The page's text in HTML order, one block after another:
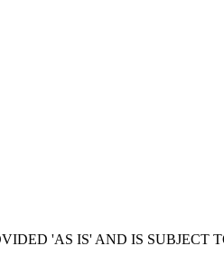
'AS IS' AND IS SUBJECT